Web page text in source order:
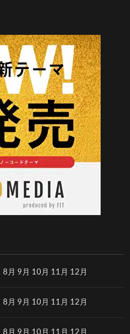
8月 9月 10月 11月 12月
8月 9月 10月 11月 12月